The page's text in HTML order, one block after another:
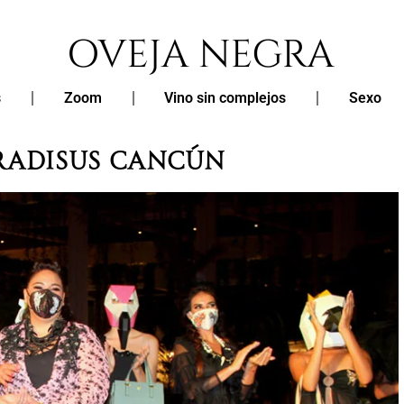
Zoom Vino sin complejos Sexo
Cancún